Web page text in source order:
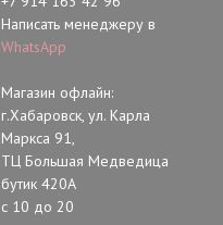
Написать менеджеру в
WhatsApp
Магазин офлайн:
г.Хабаровск, ул. Карла
Маркса 91,
ТЦ Большая Медведица
бутик 420А
с 10 до 20